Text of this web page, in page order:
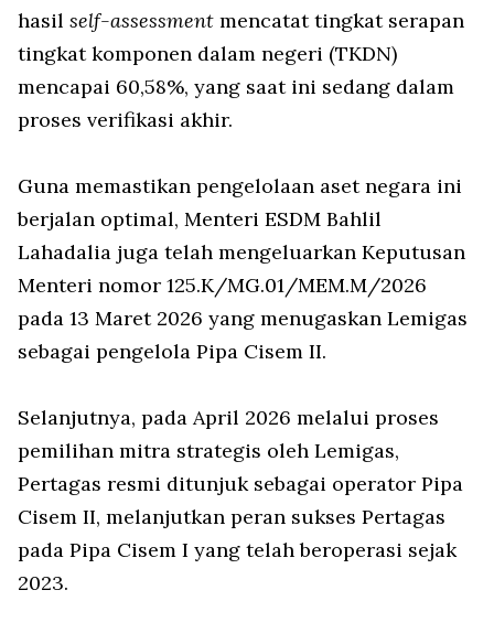
hasil self-assessment mencatat tingkat serapan
tingkat komponen dalam negeri (TKDN)
mencapai 60,58%, yang saat ini sedang dalam
proses verifikasi akhir.
Guna memastikan pengelolaan aset negara ini
berjalan optimal, Menteri ESDM Bahlil
Lahadalia juga telah mengeluarkan Keputusan
Menteri nomor 125.K/MG.01/MEM.M/2026
pada 13 Maret 2026 yang menugaskan Lemigas
sebagai pengelola Pipa Cisem II.
Selanjutnya, pada April 2026 melalui proses
pemilihan mitra strategis oleh Lemigas,
Pertagas resmi ditunjuk sebagai operator Pipa
Cisem II, melanjutkan peran sukses Pertagas
pada Pipa Cisem I yang telah beroperasi sejak
2023.